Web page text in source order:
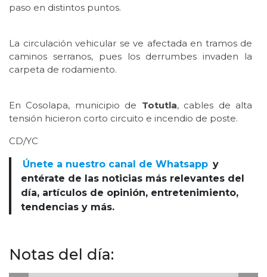
paso en distintos puntos.
La circulación vehicular se ve afectada en tramos de
caminos serranos, pues los derrumbes invaden la
carpeta de rodamiento.
En Cosolapa, municipio de Totutla, cables de alta
tensión hicieron corto circuito e incendio de poste.
CD/YC
Únete a nuestro canal de Whatsapp y
entérate de las noticias más relevantes del
día, artículos de opinión, entretenimiento,
tendencias y más.
Notas del día: